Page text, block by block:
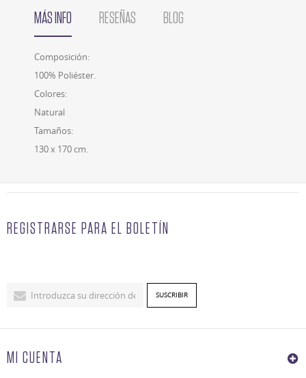
MÁS INFO RESEÑAS BLOG
Composición:
100% Poliéster.
Colores:
Natural
Tamaños:
130 x 170 cm.
REGISTRARSE PARA EL BOLETÍN
MI CUENTA